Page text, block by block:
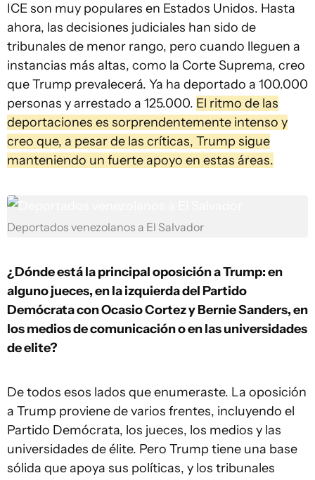
ICE son muy populares en Estados Unidos. Hasta
ahora, las decisiones judiciales han sido de
tribunales de menor rango, pero cuando lleguen a
instancias más altas, como la Corte Suprema, creo
que Trump prevalecerá. Ya ha deportado a 100.000
personas y arrestado a 125.000. El ritmo de las
deportaciones es sorprendentemente intenso y
creo que, a pesar de las críticas, Trump sigue
manteniendo un fuerte apoyo en estas áreas.
Deportados venezolanos a El Salvador
¿Dónde está la principal oposición a Trump: en
alguno jueces, en la izquierda del Partido
Demócrata con Ocasio Cortez y Bernie Sanders, en
los medios de comunicación o en las universidades
de elite?
De todos esos lados que enumeraste. La oposición
a Trump proviene de varios frentes, incluyendo el
Partido Demócrata, los jueces, los medios y las
universidades de élite. Pero Trump tiene una base
sólida que apoya sus políticas, y los tribunales